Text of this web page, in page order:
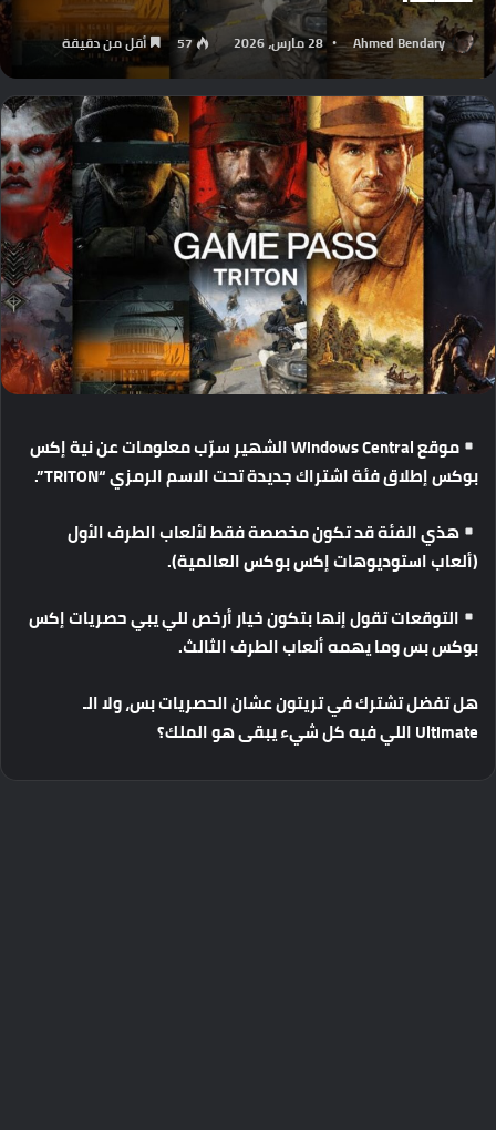
Ahmed Bendary 28 مارس، 2026 57 أقل من دقيقة
موقعWindows Centralالشهيرسرّبمعلوماتعننيةإكس
بوكسإطلاقفئةاشتراكجديدةتحتالاسمالرمزي“TRITON”.
هذيالفئةقدتكونمخصصةفقطلألعابالطرفالأول
(ألعاباستوديوهاتإكسبوكسالعالمية).
التوقعاتتقولإنهابتكونخيارأرخصللييبيحصرياتإكس
بوكسبسومايهمهألعابالطرفالثالث.
هلتفضلتشتركفيتريتونعشانالحصرياتبس،ولاالـ
Ultimateالليفيهكلشيءيبقىهوالملك؟